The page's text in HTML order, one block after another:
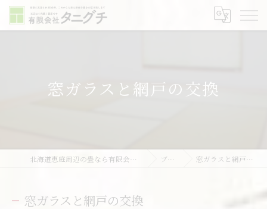
窓ガラスと網戸の交換
北海道恵庭周辺の畳なら有限会社タニグチ ブログ 窓ガラスと網戸の交換
窓ガラスと網戸の交換